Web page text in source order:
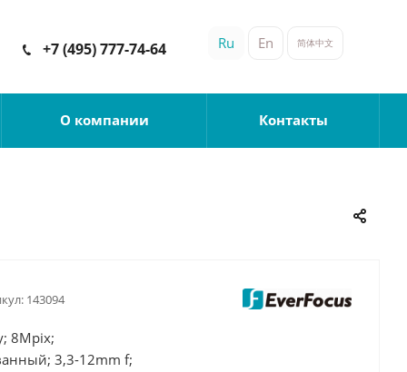
+7 (495) 777-74-64 Ru En 简体中文
О компании Контакты
143094
8Mpix;
3,3-12mm f;